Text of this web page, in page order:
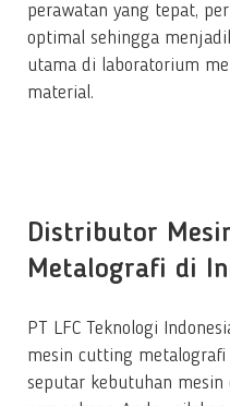
perawatan yang tepat,
optimal sehingga
utama di laboratorium
material.
Distributor
Metalografi di
PT LFC Teknologi
mesin cutting metalografi
seputar kebutuhan